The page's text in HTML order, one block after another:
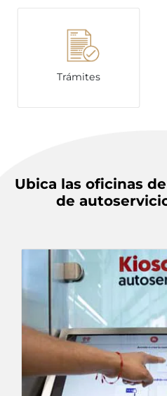
Trámites
Ubica las oficinas
de